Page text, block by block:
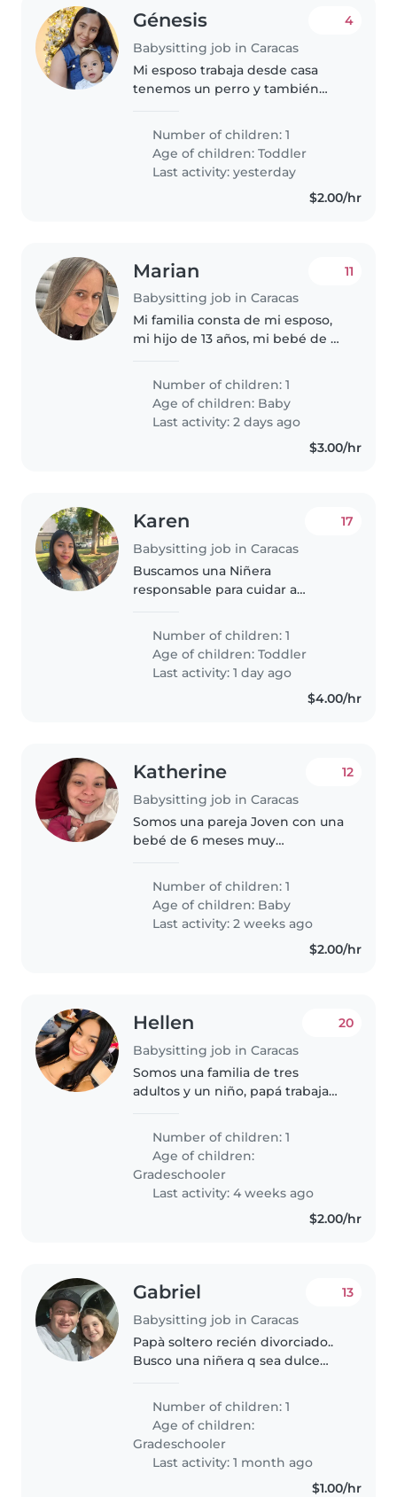
Génesis
Babysitting job in Caracas
4
Mi esposo trabaja desde casa
tenemos un perro y también
Number of children: 1
Age of children:Toddler
Last activity: yesterday
$2.00/hr
Marian
Babysitting job in Caracas
11
Mi familia consta de mi esposo,
mi hijo de 13 años, mi bebé de 6
Number of children: 1
Age of children: Baby
Last activity: 2 days ago
$3.00/hr
Karen
Babysitting job in Caracas
17
Buscamos una Niñera
responsable para cuidar a
quien disfrute jugando y ayude
con tareas infantiles. Que sea
cuidadosa y atenta. Contactenos
para coordinar..
Number of children: 1
Age of children:Toddler
Last activity: 1 day ago
$4.00/hr
Katherine
Babysitting job in Caracas
12
Somos una pareja Joven con una
bebé de 6 meses muy
para con apoyo, es una niña muy
risueña Yo debo empezar a
trabajar medio día y por eso
necesito ayuda..
Number of children: 1
Age of children: Baby
Last activity: 2 weeks ago
$2.00/hr
Hellen
Babysitting job in Caracas
20
Somos una familia de tres
adultos y un niño, papá trabaja
en un casino en horario
nocturno, la hermana mayor
trabaja en casa de lunes a
viernes y tiene..
Number of children: 1
Age of children:
Gradeschooler
Last activity: 4 weeks ago
$2.00/hr
Gabriel
Babysitting job in Caracas
13
Papà soltero recién divorciado..
Busco una niñera q sea dulce
Number of children: 1
Age of children:
Gradeschooler
Last activity: 1 month ago
$1.00/hr